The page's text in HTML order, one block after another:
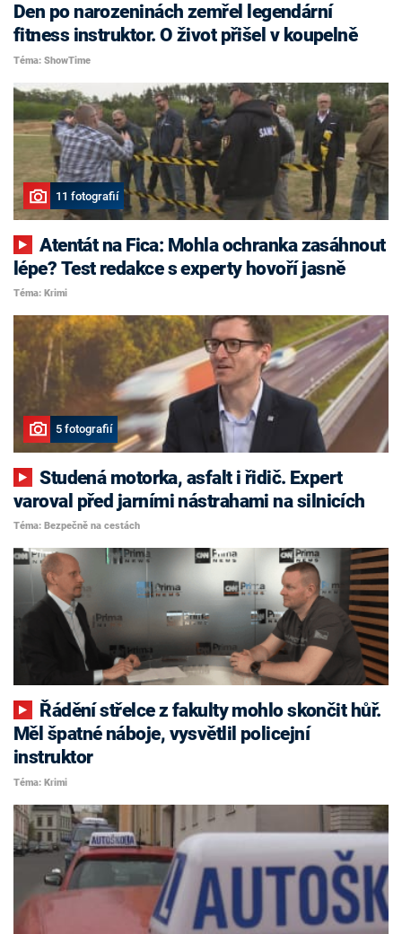
Den po narozeninách zemřel legendární
fitness instruktor. O život přišel v koupelně
Téma: ShowTime
11 fotografií
Atentát na Fica: Mohla ochranka zasáhnout
lépe? Test redakce s experty hovoří jasně
Téma: Krimi
5 fotografií
Studená motorka, asfalt i řidič. Expert
varoval před jarními nástrahami na silnicích
Téma: Bezpečně na cestách
Měl špatné náboje, vysvětlil policejní
instruktor
Téma: Krimi